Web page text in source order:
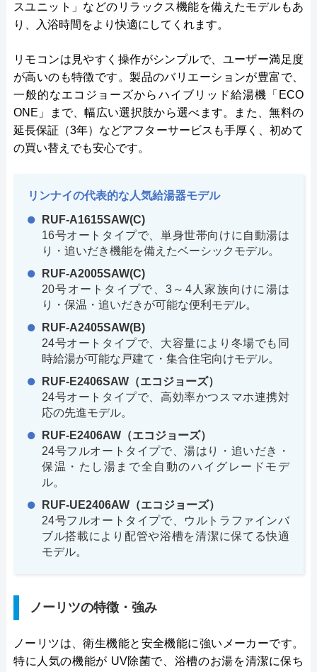
スユニット」などのリラックス機能を備えたモデルもあ
り、入浴時間をより快適にしてくれます。
リモコンは見やすく操作がシンプルで、ユーザー満足度
が高いのも特徴です。製品のバリエーションが豊富で、
一般的なエコジョーズからハイブリッド給湯機「ECO
ONE」まで、幅広い選択肢から選べます。また、無料の
延長保証（3年）などアフターサービスも手厚く、初めて
の買い替えでも安心です。
リンナイの代表的な人気給湯器モデル
RUF-A1615SAW(C)
16号オートタイプで、単身世帯向けに自動湯は
り・追いだき機能を備えたベーシックモデル。
RUF-A2005SAW(C)
20号オートタイプで、3～4人家族向けに湯は
り・保温・追いだきが可能な便利モデル。
RUF-A2405SAW(B)
24号オートタイプで、大容量により冬場でも同
時給湯が可能な戸建て・集合住宅向けモデル。
RUF-E2406SAW（エコジョーズ）
24号オートタイプで、高効率かつスマホ連携対
応の先進モデル。
RUF-E2406AW（エコジョーズ）
24号フルオートタイプで、湯はり・追いだき・
保温・たし湯まで全自動のハイグレードモデ
ル。
RUF-UE2406AW（エコジョーズ）
24号フルオートタイプで、ウルトラファインバ
ブル搭載により配管や浴槽を清潔に保てる快適
モデル。
ノーリツの特徴・強み
ノーリツは、衛生機能と安全機能に強いメーカーです。
特に人気の機能が UV除菌で、浴槽のお湯を清潔に保ち